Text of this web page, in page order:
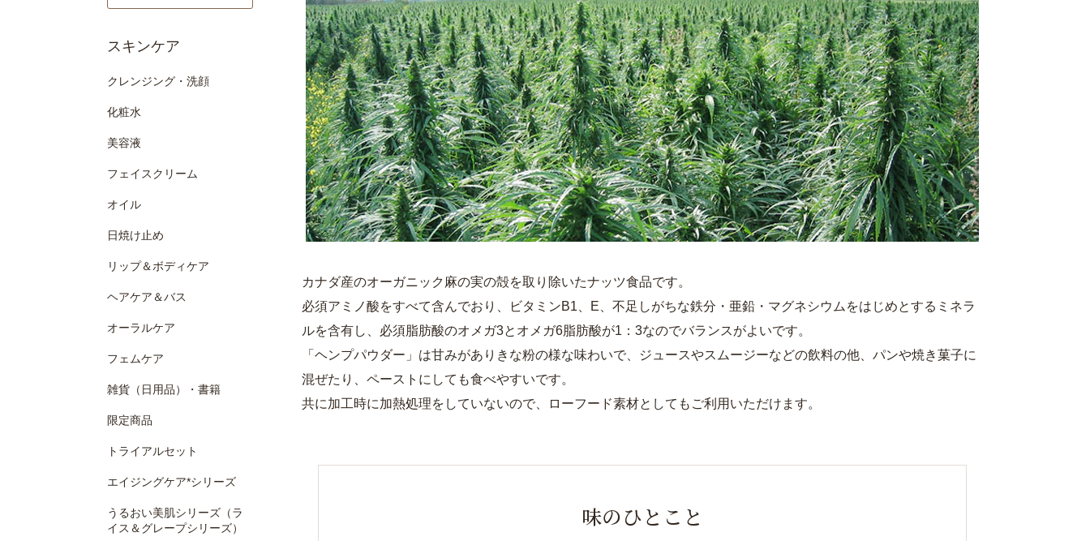
スキンケア
クレンジング・洗顔
化粧水
美容液
フェイスクリーム
オイル
日焼け止め
リップ＆ボディケア
ヘアケア＆バス
オーラルケア
フェムケア
雑貨（日用品）・書籍
限定商品
トライアルセット
エイジングケア*シリーズ
うるおい美肌シリーズ（ラ
イス＆グレープシリーズ）
カナダ産のオーガニック麻の実の殻を取り除いたナッツ食品です。
必須アミノ酸をすべて含んでおり、ビタミンB1、E、不足しがちな鉄分・亜鉛・マグネシウムをはじめとするミネラ
ルを含有し、必須脂肪酸のオメガ3とオメガ6脂肪酸が1：3なのでバランスがよいです。
「ヘンプパウダー」は甘みがありきな粉の様な味わいで、ジュースやスムージーなどの飲料の他、パンや焼き菓子に
混ぜたり、ペーストにしても食べやすいです。
共に加工時に加熱処理をしていないので、ローフード素材としてもご利用いただけます。
味のひとこと